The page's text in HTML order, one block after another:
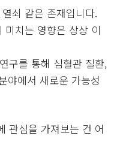
쇠 같은 존재입니다.
미치는 영향은 상상 이
구를 통해 심혈관 질환,
야에서 새로운 가능성
관심을 가져보는 건 어